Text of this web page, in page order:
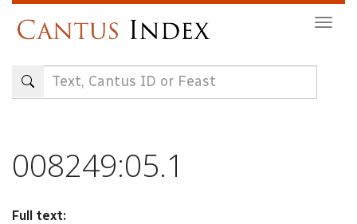
content
008249:05.1
Full text: